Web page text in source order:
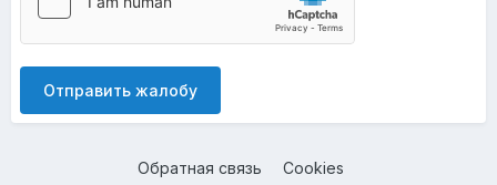
Отправить жалобу
Обратная связь Cookies